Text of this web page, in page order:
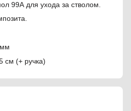
99А для ухода за стволом.
см (+ ручка)